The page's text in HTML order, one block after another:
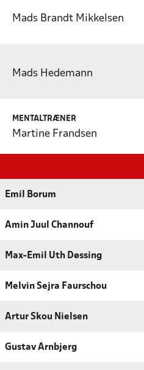
Mads Brandt Mikkelsen
Mads Hedemann
MENTALTRÆNER
Martine Frandsen
Emil Borum
Amin Juul Channouf
Max-Emil Uth Døssing
Melvin Sejra Faurschou
Artur Skou Nielsen
Gustav Arnbjerg